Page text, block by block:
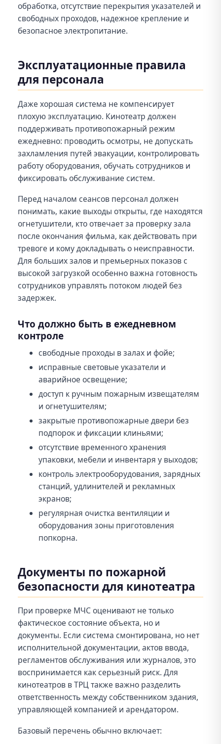
обработка, отсутствие перекрытия указателей и
свободных проходов, надежное крепление и
безопасное электропитание.
Эксплуатационные правила
для персонала
Даже хорошая система не компенсирует
плохую эксплуатацию. Кинотеатр должен
поддерживать противопожарный режим
ежедневно: проводить осмотры, не допускать
захламления путей эвакуации, контролировать
работу оборудования, обучать сотрудников и
фиксировать обслуживание систем.
Перед началом сеансов персонал должен
понимать, какие выходы открыты, где находятся
огнетушители, кто отвечает за проверку зала
после окончания фильма, как действовать при
тревоге и кому докладывать о неисправности.
Для больших залов и премьерных показов с
высокой загрузкой особенно важна готовность
сотрудников управлять потоком людей без
задержек.
Что должно быть в ежедневном
контроле
свободные проходы в залах и фойе;
исправные световые указатели и
аварийное освещение;
доступ к ручным пожарным извещателям
и огнетушителям;
закрытые противопожарные двери без
подпорок и фиксации клиньями;
отсутствие временного хранения
упаковки, мебели и инвентаря у выходов;
контроль электрооборудования, зарядных
станций, удлинителей и рекламных
экранов;
регулярная очистка вентиляции и
оборудования зоны приготовления
попкорна.
Документы по пожарной
безопасности для кинотеатра
При проверке МЧС оценивают не только
фактическое состояние объекта, но и
документы. Если система смонтирована, но нет
исполнительной документации, актов ввода,
регламентов обслуживания или журналов, это
воспринимается как серьезный риск. Для
кинотеатров в ТРЦ также важно разделить
ответственность между собственником здания,
управляющей компанией и арендатором.
Базовый перечень обычно включает: